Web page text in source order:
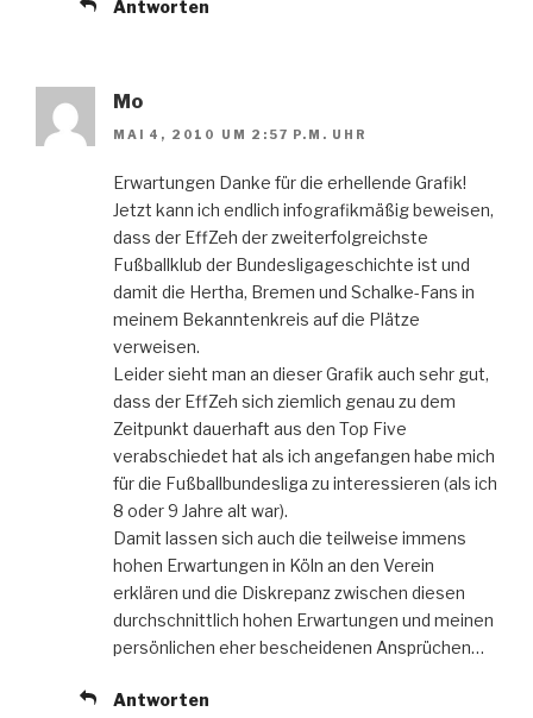
Antworten
Mo
MAI 4, 2010 UM 2:57 P.M. UHR
Erwartungen Danke für die erhellende Grafik!
Jetzt kann ich endlich infografikmäßig beweisen,
dass der EffZeh der zweiterfolgreichste
Fußballklub der Bundesligageschichte ist und
damit die Hertha, Bremen und Schalke-Fans in
meinem Bekanntenkreis auf die Plätze
verweisen.
Leider sieht man an dieser Grafik auch sehr gut,
dass der EffZeh sich ziemlich genau zu dem
Zeitpunkt dauerhaft aus den Top Five
verabschiedet hat als ich angefangen habe mich
für die Fußballbundesliga zu interessieren (als ich
8 oder 9 Jahre alt war).
Damit lassen sich auch die teilweise immens
hohen Erwartungen in Köln an den Verein
erklären und die Diskrepanz zwischen diesen
durchschnittlich hohen Erwartungen und meinen
persönlichen eher bescheidenen Ansprüchen…
Antworten